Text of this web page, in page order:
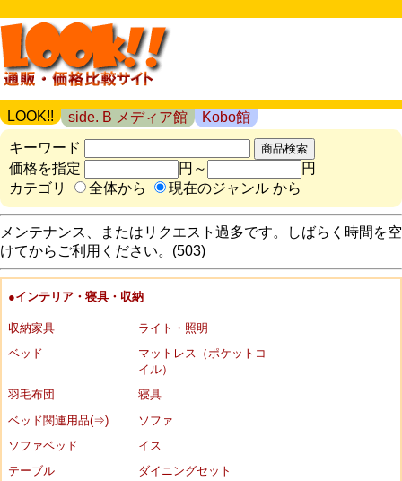
LOOK!! side. B メディア館
Kobo館
キーワード
価格を指定
円～
円
カテゴリ
全体から 現在のジャンル から
メンテナンス、またはリクエスト過多です。しばらく時間を空
けてからご利用ください。(503)
●インテリア・寝具・収納
収納家具
ライト・照明
ベッド
マットレス（ポケットコ
イル）
羽毛布団
寝具
ベッド関連用品(⇒)
ソファ
ソファベッド
イス
テーブル
ダイニングセット